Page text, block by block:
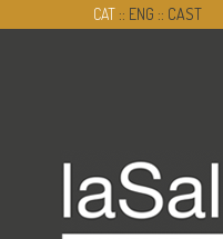
CAT :: ENG :: CAST